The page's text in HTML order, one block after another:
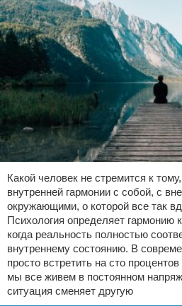
Какой человек не стремится к
внутренней гармонии с собой, с
окружающими, о которой все так
Психология определяет гармонию
когда реальность полностью
внутреннему состоянию. В
просто встретить на сто
мы все живем в постоянном
ситуация сменяет другую